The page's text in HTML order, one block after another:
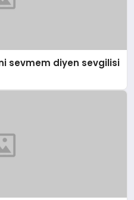
sevmem diyen sevgilisi